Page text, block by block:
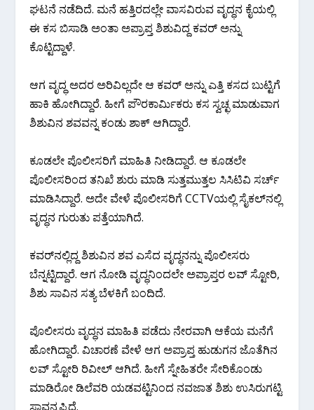
ಘಟನೆ ನಡೆದಿದೆ. ಮನೆ ಹತ್ತಿರದಲ್ಲೇ ವಾಸವಿರುವ ವೃದ್ಧನ ಕೈಯಲ್ಲಿ
ಈ ಕಸ ಬಿಸಾಡಿ ಅಂತಾ ಅಪ್ರಾಪ್ತ ಶಿಶುವಿದ್ದ ಕವ‌ರ್ ಅನ್ನು
ಕೊಟ್ಟಿದ್ದಾಳೆ.
ಆಗ ವೃದ್ಧ ಅದರ ಅರಿವಿಲ್ಲದೇ ಆ ಕವರ್ ಅನ್ನು ಎತ್ತಿ ಕಸದ ಬುಟ್ಟಿಗೆ
ಹಾಕಿ ಹೋಗಿದ್ದಾರೆ. ಹೀಗೆ ಪೌರಕಾರ್ಮಿಕರು ಕಸ ಸ್ವಚ್ಛ ಮಾಡುವಾಗ
ಶಿಶುವಿನ ಶವವನ್ನ ಕಂಡು ಶಾಕ್ ಆಗಿದ್ದಾರೆ.
ಕೂಡಲೇ ಪೊಲೀಸರಿಗೆ ಮಾಹಿತಿ ನೀಡಿದ್ದಾರೆ. ಆ ಕೂಡಲೇ
ಪೊಲೀಸರಿಂದ ತನಿಖೆ ಶುರು ಮಾಡಿ ಸುತ್ತಮುತ್ತಲ ಸಿಸಿಟಿವಿ ಸರ್ಚ್
ಮಾಡಿಸಿದ್ದಾರೆ. ಅದೇ ವೇಳೆ ಪೊಲೀಸರಿಗೆ CCTVಯಲ್ಲಿ ಸೈಕಲ್‌ನಲ್ಲಿ
ವೃದ್ಧನ ಗುರುತು ಪತ್ತೆಯಾಗಿದೆ.
ಕವರ್‌ನಲ್ಲಿದ್ದ ಶಿಶುವಿನ ಶವ ಎಸೆದ ವೃದ್ಧನನ್ನು ಪೊಲೀಸರು
ಬೆನ್ನಟ್ಟಿದ್ದಾರೆ. ಆಗ ನೋಡಿ ವೃದ್ಧನಿಂದಲೇ ಅಪ್ರಾಪ್ತರ ಲವ್ ಸ್ಟೋರಿ,
ಶಿಶು ಸಾವಿನ ಸತ್ಯ ಬೆಳಕಿಗೆ ಬಂದಿದೆ.
ಪೊಲೀಸರು ವೃದ್ಧನ ಮಾಹಿತಿ ಪಡೆದು ನೇರವಾಗಿ ಆಕೆಯ ಮನೆಗೆ
ಹೋಗಿದ್ದಾರೆ. ವಿಚಾರಣೆ ವೇಳೆ ಆಗ ಅಪ್ರಾಪ್ತ ಹುಡುಗನ ಜೊತೆಗಿನ
ಲವ್ ಸ್ಟೋರಿ ರಿವೀಲ್ ಆಗಿದೆ. ಹೀಗೆ ಸ್ನೇಹಿತರೇ ಸೇರಿಕೊಂಡು
ಮಾಡಿರೋ ಡಿಲೆವರಿ ಯಡವಟ್ಟಿನಿಂದ ನವಜಾತ ಶಿಶು ಉಸಿರುಗಟ್ಟಿ
ಸಾವನ್ನಪ್ಪಿದೆ.